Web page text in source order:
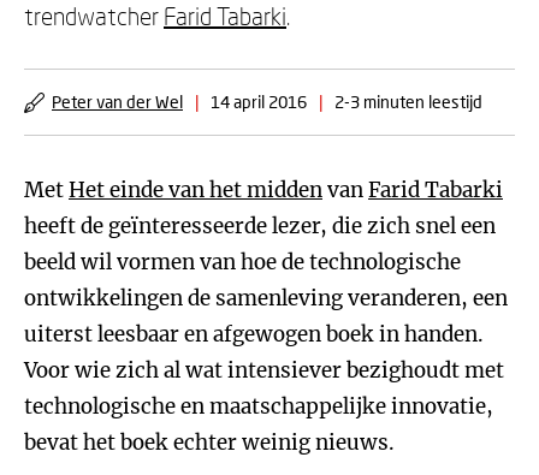
trendwatcher Farid Tabarki.
Peter van der Wel | 14 april 2016 | 2-3 minuten leestijd
MetHet einde van het middenvanFarid Tabarki
heeft de geïnteresseerde lezer, die zich snel een
beeld wil vormen van hoe de technologische
ontwikkelingen de samenleving veranderen, een
uiterst leesbaar en afgewogen boek in handen.
Voor wie zich al wat intensiever bezighoudt met
technologische en maatschappelijke innovatie,
bevat het boek echter weinig nieuws.